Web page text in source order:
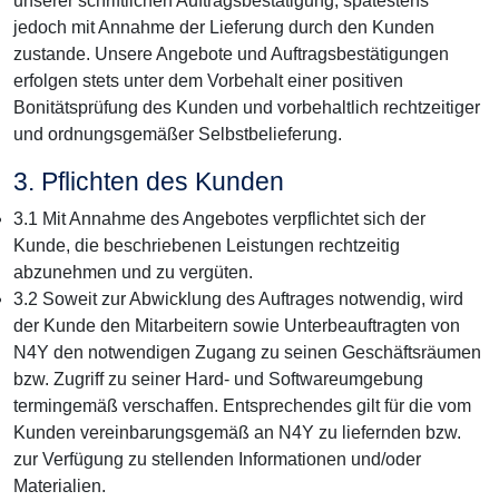
jedoch mit Annahme der Lieferung durch den Kunden
zustande. Unsere Angebote und Auftragsbestätigungen
erfolgen stets unter dem Vorbehalt einer positiven
Bonitätsprüfung des Kunden und vorbehaltlich rechtzeitiger
und ordnungsgemäßer Selbstbelieferung.
3. Pflichten des Kunden
3.1 Mit Annahme des Angebotes verpflichtet sich der
Kunde, die beschriebenen Leistungen rechtzeitig
abzunehmen und zu vergüten.
3.2 Soweit zur Abwicklung des Auftrages notwendig, wird
der Kunde den Mitarbeitern sowie Unterbeauftragten von
N4Y den notwendigen Zugang zu seinen Geschäftsräumen
bzw. Zugriff zu seiner Hard- und Softwareumgebung
termingemäß verschaffen. Entsprechendes gilt für die vom
Kunden vereinbarungsgemäß an N4Y zu liefernden bzw.
zur Verfügung zu stellenden Informationen und/oder
Materialien.